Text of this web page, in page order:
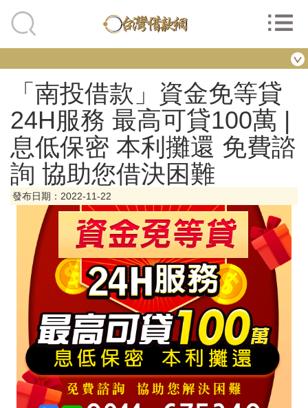
「南投借款」資金免等貸
24H服務 最高可貸100萬 |
息低保密 本利攤還 免費諮
詢 協助您借決困難
發布日期：2022-11-22